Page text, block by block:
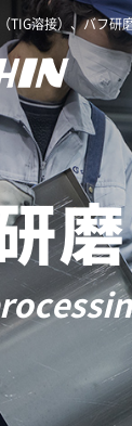
TIG溶接）、バフ